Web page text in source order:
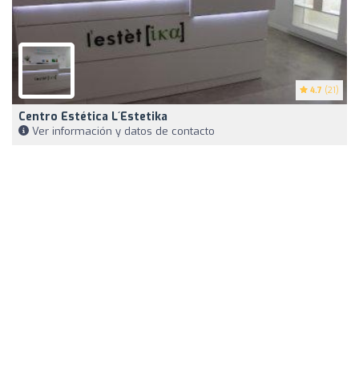
4.7 (21)
Centro Estética L´estetika
Ver información y datos de contacto